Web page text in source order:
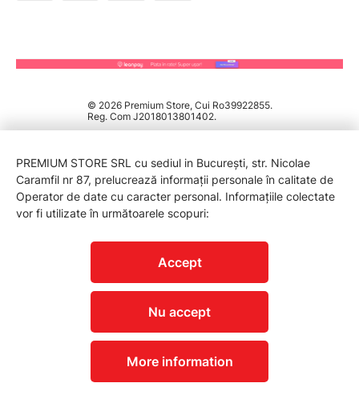
© 2026 Premium Store, Cui Ro39922855.
Reg. Com J2018013801402.
PREMIUM STORE SRL cu sediul in București, str. Nicolae
Caramfil nr 87, prelucrează informații personale în calitate de
Operator de date cu caracter personal. Informațiile colectate
vor fi utilizate în următoarele scopuri:
Accept
Nu accept
More information